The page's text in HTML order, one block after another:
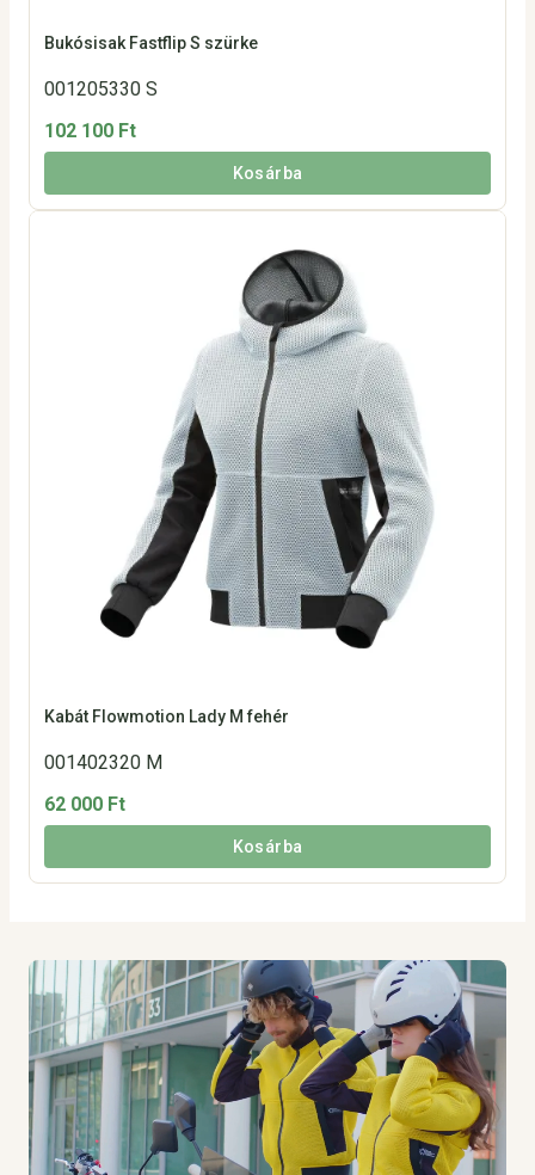
Bukósisak Fastflip S szürke
001205330 S
102 100 Ft
Kosárba
Kabát Flowmotion Lady M fehér
001402320 M
62 000 Ft
Kosárba